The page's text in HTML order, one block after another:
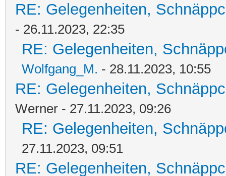
RE: Gelegenheiten,
- 26.11.2023, 22:35
RE: Gelegenheiten,
Wolfgang_M. - 28.11.2023, 10:55
RE: Gelegenheiten,
Werner - 27.11.2023, 09:26
RE: Gelegenheiten,
27.11.2023, 09:51
RE: Gelegenheiten,